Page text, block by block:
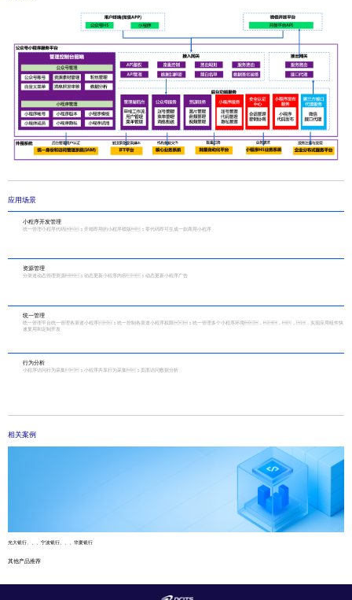
应用场景
小程序开发管理
统一管理小程序代码；开箱即用的小程序模版；零代码即可生成一款商用小程序
资源管理
分渠道动态管理资源；动态更新小程序内容；动态更新小程序广告
统一管理
统一管理平台统一管理各渠道小程序；统一控制各渠道小程序权限；统一管理多个小程序环境，，，，实现应用组件快
速复用和定制开发
行为分析
小程序访问行为采集；小程序共享行为采集；页面访问数据分析
相关案例
光大银行、、、宁波银行、、、华夏银行
其他产品推荐